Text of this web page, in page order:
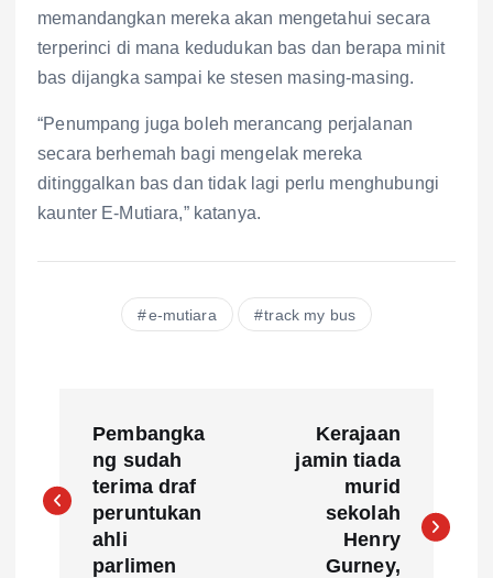
memandangkan mereka akan mengetahui secara
terperinci di mana kedudukan bas dan berapa minit
bas dijangka sampai ke stesen masing-masing.
“Penumpang juga boleh merancang perjalanan
secara berhemah bagi mengelak mereka
ditinggalkan bas dan tidak lagi perlu menghubungi
kaunter E-Mutiara,” katanya.
e-mutiara track my bus
s
Pembangka
ng sudah
terima draf
peruntukan
ahli
parlimen
Kerajaan
jamin tiada
murid
sekolah
Henry
Gurney,